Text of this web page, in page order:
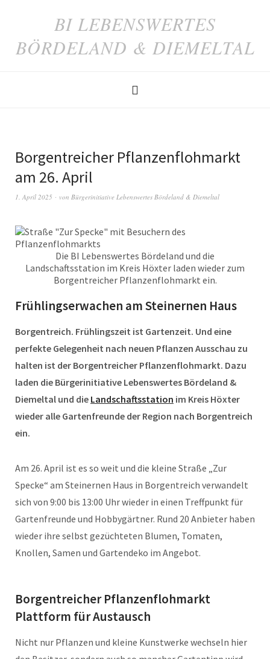
BI LEBENSWERTES
BÖRDELAND & DIEMELTAL
Borgentreicher Pflanzenflohmarkt
am 26. April
1. April 2025 von Bürgerinitiative Lebenswertes Bördeland & Diemeltal
Die BI Lebenswertes Bördeland und die
Landschaftsstation im Kreis Höxter laden wieder zum
Borgentreicher Pflanzenflohmarkt ein.
Frühlingserwachen am Steinernen Haus
Borgentreich. Frühlingszeit ist Gartenzeit. Und eine
perfekte Gelegenheit nach neuen Pflanzen Ausschau zu
halten ist der Borgentreicher Pflanzenflohmarkt. Dazu
laden die Bürgerinitiative Lebenswertes Bördeland &
Diemeltal und die Landschaftsstation im Kreis Höxter
wieder alle Gartenfreunde der Region nach Borgentreich
ein.
Am 26. April ist es so weit und die kleine Straße „Zur
Specke“ am Steinernen Haus in Borgentreich verwandelt
sich von 9:00 bis 13:00 Uhr wieder in einen Treffpunkt für
Gartenfreunde und Hobbygärtner. Rund 20 Anbieter haben
wieder ihre selbst gezüchteten Blumen, Tomaten,
Knollen, Samen und Gartendeko im Angebot.
Borgentreicher Pflanzenflohmarkt
Plattform für Austausch
Nicht nur Pflanzen und kleine Kunstwerke wechseln hier